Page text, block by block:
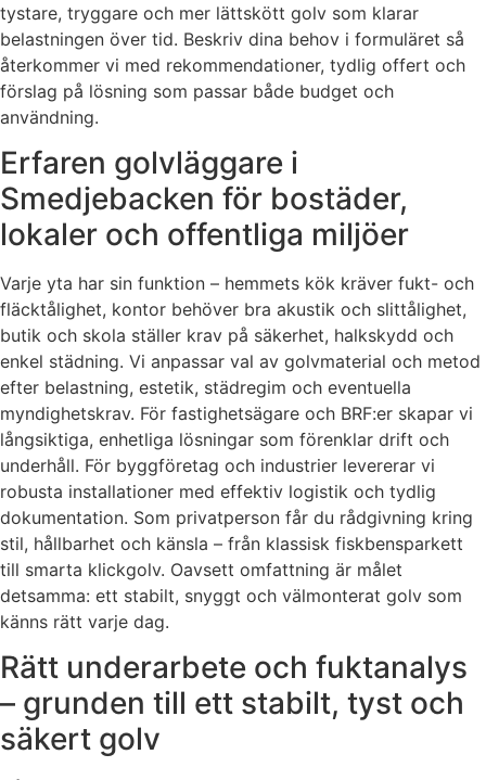
tystare, tryggare och mer lättskött golv som klarar
belastningen över tid. Beskriv dina behov i formuläret så
återkommer vi med rekommendationer, tydlig offert och
förslag på lösning som passar både budget och
användning.
Erfaren golvläggare i
Smedjebacken för bostäder,
lokaler och offentliga miljöer
Varje yta har sin funktion – hemmets kök kräver fukt- och
fläcktålighet, kontor behöver bra akustik och slittålighet,
butik och skola ställer krav på säkerhet, halkskydd och
enkel städning. Vi anpassar val av golvmaterial och metod
efter belastning, estetik, städregim och eventuella
myndighetskrav. För fastighetsägare och BRF:er skapar vi
långsiktiga, enhetliga lösningar som förenklar drift och
underhåll. För byggföretag och industrier levererar vi
robusta installationer med effektiv logistik och tydlig
dokumentation. Som privatperson får du rådgivning kring
stil, hållbarhet och känsla – från klassisk fiskbensparkett
till smarta klickgolv. Oavsett omfattning är målet
detsamma: ett stabilt, snyggt och välmonterat golv som
känns rätt varje dag.
Rätt underarbete och fuktanalys
– grunden till ett stabilt, tyst och
säkert golv